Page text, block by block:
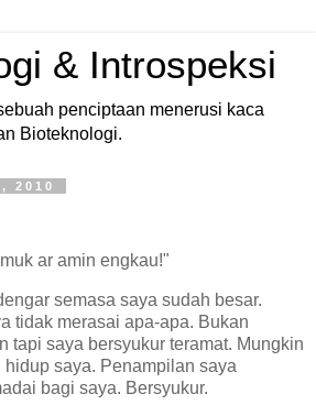
& Introspeksi
penciptaan menerusi kaca
Bioteknologi.
2010
ar amin engkau!"
semasa saya sudah besar.
tidak merasai apa-apa. Bukan
tapi saya bersyukur teramat. Mungkin
saya. Penampilan saya
bagi saya. Bersyukur.